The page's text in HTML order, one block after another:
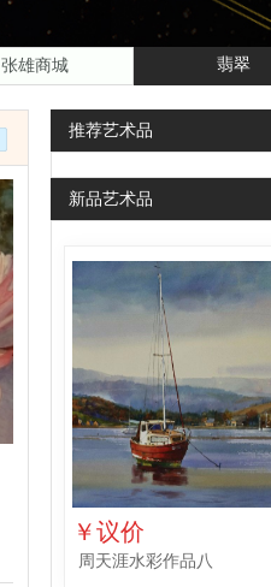
张雄商城 翡翠
推荐艺术品
新品艺术品
￥议价
周天涯水彩作品八